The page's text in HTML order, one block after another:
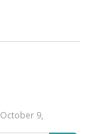
October 9,